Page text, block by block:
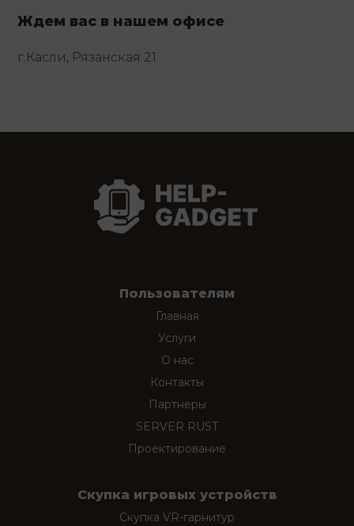
Ждем вас в нашем офисе
г.Касли, Рязанская 21
Пользователям
Главная
Услуги
О нас
Контакты
Партнеры
SERVER RUST
Проектирование
Скупка игровых устройств
Скупка VR-гарнитур